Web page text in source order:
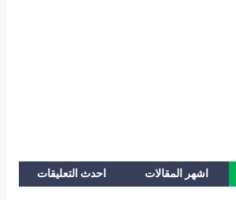
اشهر المقالات احدث التعليقات